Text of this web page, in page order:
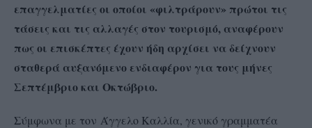
επαγγελματίες οι οποίοι «φιλτράρουν» πρώτοι τις
τάσεις και τις αλλαγές στον τουρισμό, αναφέρουν
πως οι επισκέπτες έχουν ήδη αρχίσει να δείχνουν
σταθερά αυξανόμενο ενδιαφέρον για τους μήνες
Σεπτέμβριο και Οκτώβριο.
Σύμφωνα με τον Άγγελο Καλλία, γενικό γραμματέα